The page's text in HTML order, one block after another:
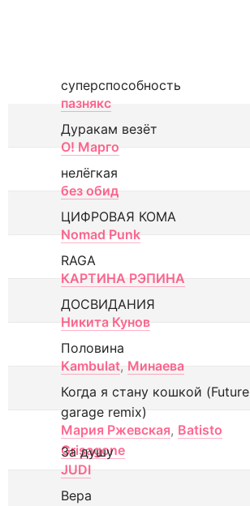
суперспособность
пазнякс
Дуракам везёт
О! Марго
нелёгкая
без обид
ЦИФРОВАЯ КОМА
Nomad Punk
RAGA
КАРТИНА РЭПИНА
ДОСВИДАНИЯ
Никита Кунов
Половина
Kambulat, Минаева
Когда я стану кошкой (Future
garage remix)
Мария Ржевская, Batisto
Grisagone
За душу
JUDI
Вера